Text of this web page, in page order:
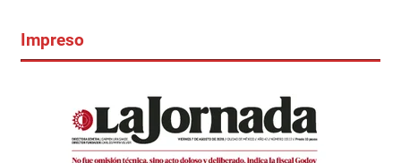
Impreso